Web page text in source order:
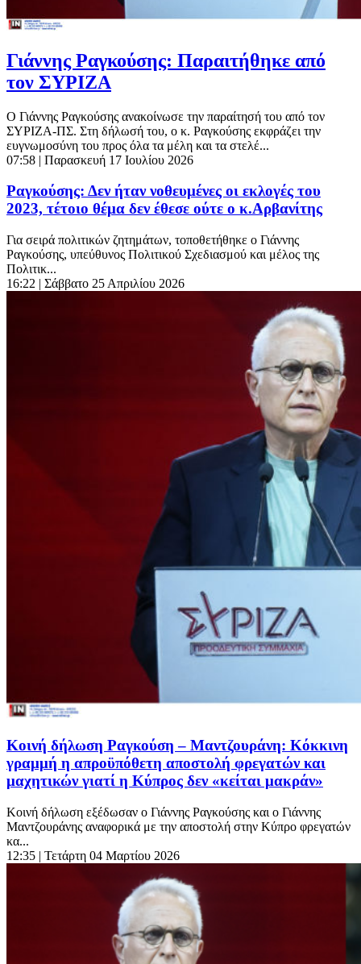
Γιάννης Ραγκούσης: Παραιτήθηκε από
τον ΣΥΡΙΖΑ
Ο Γιάννης Ραγκούσης ανακοίνωσε την παραίτησή του από τον
ΣΥΡΙΖΑ-ΠΣ. Στη δήλωσή του, ο κ. Ραγκούσης εκφράζει την
ευγνωμοσύνη του προς όλα τα μέλη και τα στελέ...
07:58 | Παρασκευή 17 Ιουλίου 2026
Ραγκούσης: Δεν ήταν νοθευμένες οι εκλογές του
2023, τέτοιο θέμα δεν έθεσε ούτε ο κ.Αρβανίτης
Για σειρά πολιτικών ζητημάτων, τοποθετήθηκε ο Γιάννης
Ραγκούσης, υπεύθυνος Πολιτικού Σχεδιασμού και μέλος της
Πολιτικ...
16:22 | Σάββατο 25 Απριλίου 2026
Κοινή δήλωση Ραγκούση – Μαντζουράνη: Κόκκινη
γραμμή η απροϋπόθετη αποστολή φρεγατών και
μαχητικών γιατί η Κύπρος δεν «κείται μακράν»
Κοινή δήλωση εξέδωσαν ο Γιάννης Ραγκούσης και ο Γιάννης
Μαντζουράνης αναφορικά με την αποστολή στην Κύπρο φρεγατών
κα...
12:35 | Τετάρτη 04 Μαρτίου 2026